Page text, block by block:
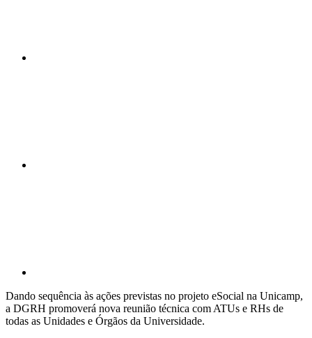
Dando sequência às ações previstas no projeto eSocial na Unicamp,
a DGRH promoverá nova reunião técnica com ATUs e RHs de
todas as Unidades e Órgãos da Universidade.